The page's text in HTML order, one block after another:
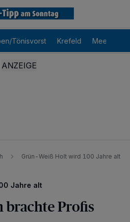
Tönisvorst Krefeld Meerbusch
Grün-Weiß Holt wird 100 Jahre alt
Jahre alt
brachte Profis